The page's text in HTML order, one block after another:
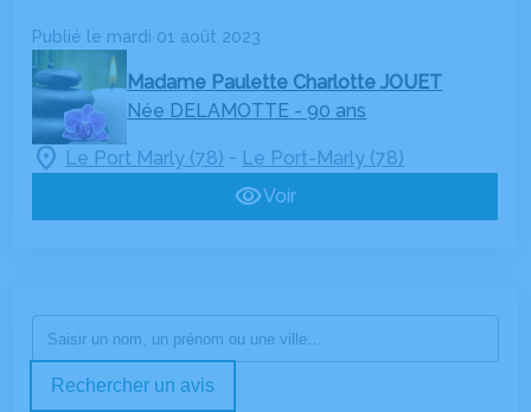
Publié le mardi 01 août 2023
Madame Paulette Charlotte JOUET
Née DELAMOTTE - 90 ans
Le Port Marly (78) - Le Port-Marly (78)
Voir
Rechercher un avis